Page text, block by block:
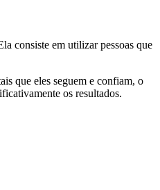
consiste em utilizar pessoas que
que eles seguem e confiam, o
os resultados.